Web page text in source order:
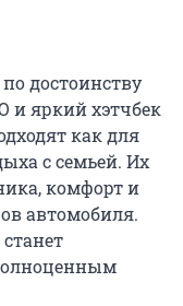
достоинству
и яркий хэтчбек
как для
с семьей. Их
комфорт и
автомобиля.